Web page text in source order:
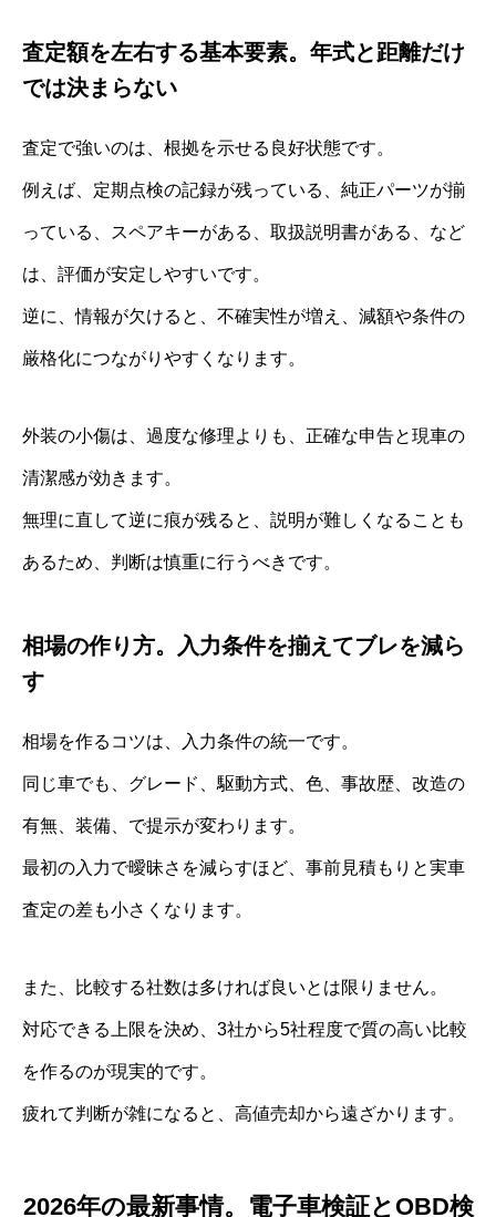
査定額を左右する基本要素。年式と距離だけ
では決まらない
査定で強いのは、根拠を示せる良好状態です。
例えば、定期点検の記録が残っている、純正パーツが揃
っている、スペアキーがある、取扱説明書がある、など
は、評価が安定しやすいです。
逆に、情報が欠けると、不確実性が増え、減額や条件の
厳格化につながりやすくなります。
外装の小傷は、過度な修理よりも、正確な申告と現車の
清潔感が効きます。
無理に直して逆に痕が残ると、説明が難しくなることも
あるため、判断は慎重に行うべきです。
相場の作り方。入力条件を揃えてブレを減ら
す
相場を作るコツは、入力条件の統一です。
同じ車でも、グレード、駆動方式、色、事故歴、改造の
有無、装備、で提示が変わります。
最初の入力で曖昧さを減らすほど、事前見積もりと実車
査定の差も小さくなります。
また、比較する社数は多ければ良いとは限りません。
対応できる上限を決め、3社から5社程度で質の高い比較
を作るのが現実的です。
疲れて判断が雑になると、高値売却から遠ざかります。
2026年の最新事情。電子車検証とOBD検